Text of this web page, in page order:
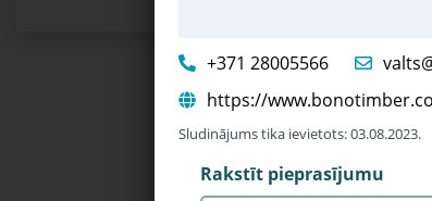
+371 28005566
https://
Sludinājums tika ievietots: 03.08.2023.
Rakstīt pieprasījumu